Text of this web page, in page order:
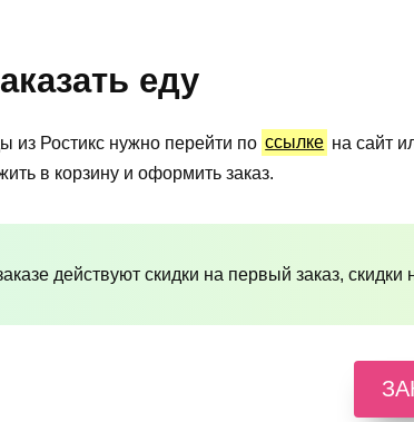
еду
из Ростикс нужно перейти по ссылке на сайт
в корзину и оформить заказ.
действуют скидки на первый заказ, скидки